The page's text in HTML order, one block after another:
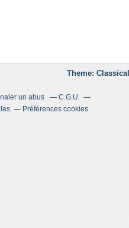
Theme:
un abus
C.G.U.
Préférences cookies